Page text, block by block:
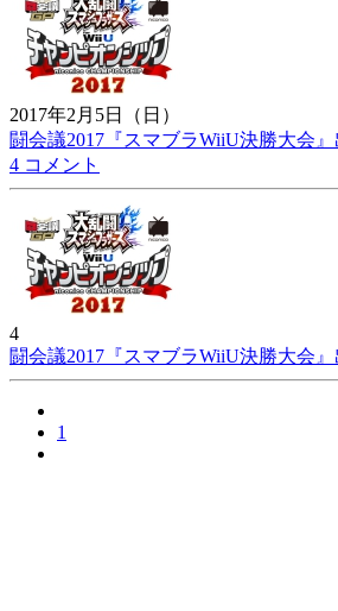
2017年2月5日（日）
闘会議2017『スマブラWiiU決勝大会
4 コメント
4
闘会議2017『スマブラWiiU決勝大会
1